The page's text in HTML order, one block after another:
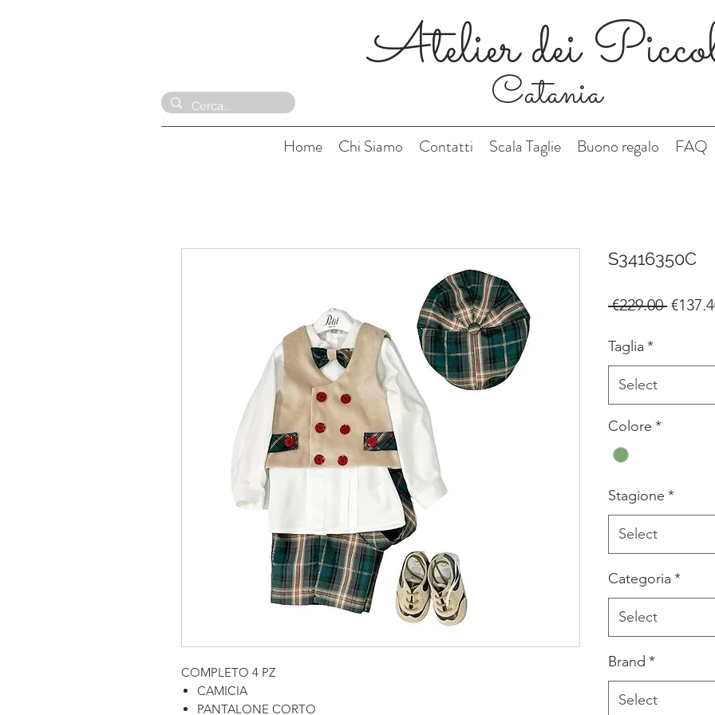
Atelier dei
Catania
Home Chi Siamo Contatti Scala Taglie Buono regalo FAQ
COMPLETO 4 PZ
CAMICIA
PANTALONE CORTO
S3416350C
€229.00
Taglia *
Select
Colore *
Stagione *
Select
Categoria *
Select
Brand *
Select